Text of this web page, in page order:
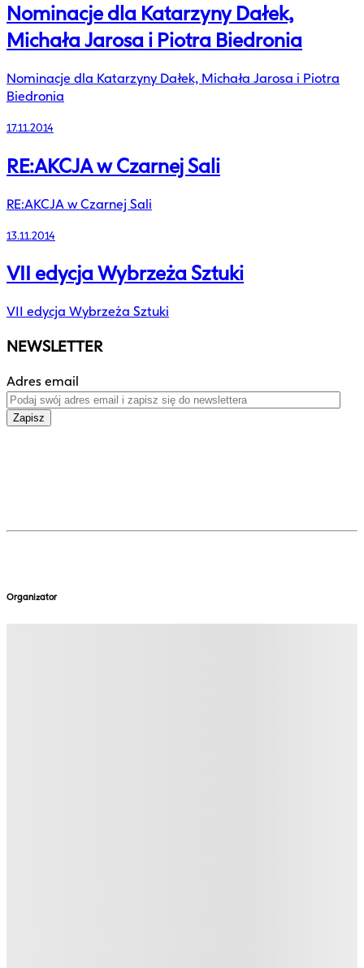
Nominacje dla Katarzyny Dałek,
Michała Jarosa i Piotra Biedronia
Nominacje dla Katarzyny Dałek, Michała Jarosa i Piotra
Biedronia
17.11.2014
RE:AKCJA w Czarnej Sali
RE:AKCJA w Czarnej Sali
13.11.2014
VII edycja Wybrzeża Sztuki
VII edycja Wybrzeża Sztuki
NEWSLETTER
Adres email
Zapisz
Organizator